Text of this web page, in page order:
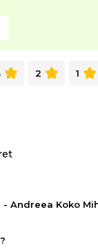
javasoljuk,
2 1
- Andreea Koko